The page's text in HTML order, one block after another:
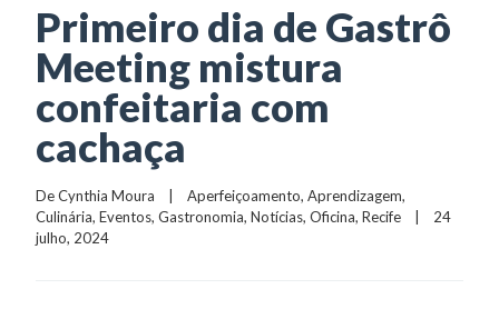
Primeiro dia de Gastrô
Meeting mistura
confeitaria com
cachaça
De Cynthia Moura
    |
Aperfeiçoamento, Aprendizagem
Culinária, Eventos, Gastronomia, Notícias, Oficina, Recife
    |    24
julho, 2024